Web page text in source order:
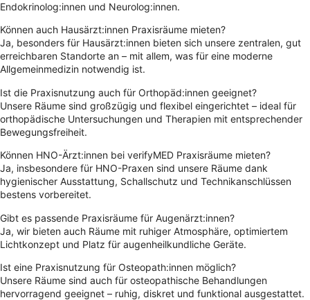
Endokrinolog:innen und Neurolog:innen.
Können auch Hausärzt:innen Praxisräume mieten?
Ja, besonders für Hausärzt:innen bieten sich unsere zentralen, gut
erreichbaren Standorte an – mit allem, was für eine moderne
Allgemeinmedizin notwendig ist.
Ist die Praxisnutzung auch für Orthopäd:innen geeignet?
Unsere Räume sind großzügig und flexibel eingerichtet – ideal für
orthopädische Untersuchungen und Therapien mit entsprechender
Bewegungsfreiheit.
Können HNO-Ärzt:innen bei verifyMED Praxisräume mieten?
Ja, insbesondere für HNO-Praxen sind unsere Räume dank
hygienischer Ausstattung, Schallschutz und Technikanschlüssen
bestens vorbereitet.
Gibt es passende Praxisräume für Augenärzt:innen?
Ja, wir bieten auch Räume mit ruhiger Atmosphäre, optimiertem
Lichtkonzept und Platz für augenheilkundliche Geräte.
Ist eine Praxisnutzung für Osteopath:innen möglich?
Unsere Räume sind auch für osteopathische Behandlungen
hervorragend geeignet – ruhig, diskret und funktional ausgestattet.